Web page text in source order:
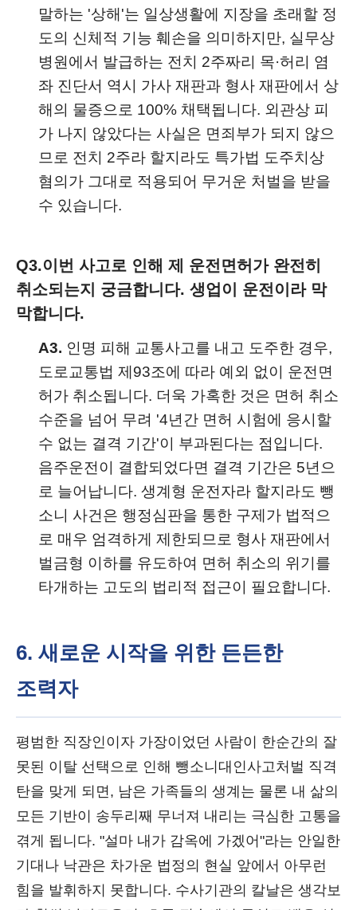
말하는 '상해'는 일상생활에 지장을 초래할 정
도의 신체적 기능 훼손을 의미하지만, 실무상
병원에서 발급하는 전치 2주짜리 목·허리 염
좌 진단서 역시 가사 재판과 형사 재판에서 상
해의 물증으로 100% 채택됩니다. 외관상 피
가 나지 않았다는 사실은 면죄부가 되지 않으
므로 전치 2주라 할지라도 특가법 도주치상
혐의가 그대로 적용되어 무거운 처벌을 받을
수 있습니다.
Q3.이번 사고로 인해 제 운전면허가 완전히
취소되는지 궁금합니다. 생업이 운전이라 막
막합니다.
A3. 인명 피해 교통사고를 내고 도주한 경우,
도로교통법 제93조에 따라 예외 없이 운전면
허가 취소됩니다. 더욱 가혹한 것은 면허 취소
수준을 넘어 무려 '4년간 면허 시험에 응시할
수 없는 결격 기간'이 부과된다는 점입니다.
음주운전이 결합되었다면 결격 기간은 5년으
로 늘어납니다. 생계형 운전자라 할지라도 뺑
소니 사건은 행정심판을 통한 구제가 법적으
로 매우 엄격하게 제한되므로 형사 재판에서
벌금형 이하를 유도하여 면허 취소의 위기를
타개하는 고도의 법리적 접근이 필요합니다.
6. 새로운 시작을 위한 든든한
조력자
평범한 직장인이자 가장이었던 사람이 한순간의 잘
못된 이탈 선택으로 인해 뺑소니대인사고처벌 직격
탄을 맞게 되면, 남은 가족들의 생계는 물론 내 삶의
모든 기반이 송두리째 무너져 내리는 극심한 고통을
겪게 됩니다. "설마 내가 감옥에 가겠어"라는 안일한
기대나 낙관은 차가운 법정의 현실 앞에서 아무런
힘을 발휘하지 못합니다. 수사기관의 칼날은 생각보